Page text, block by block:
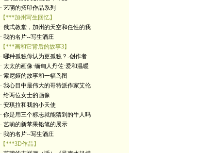
· 艺萌的拓印作品系列
【***加州写生回忆】
· 俄式教堂，加州的天空和任性的我
· 我的名片--写生酒庄
【***画和它背后的故事3】
· 哪种孤独你认为更孤独？-创作者
· 太太的画像·缅甸人丹佐·爱和温暖
· 索尼娅的故事和一幅鸟图
· 我心目中最伟大的哥特派作家艾伦
· 给两位女士的画像
· 安琪拉和我的小天使
· 你是用三个标志就能猜到的牛人吗
· 艺萌的新苹果铅笔的展示
· 我的名片--写生酒庄
【***3D作品】